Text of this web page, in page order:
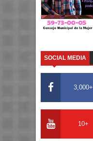
SOCIAL MEDIA
3,000+
10+